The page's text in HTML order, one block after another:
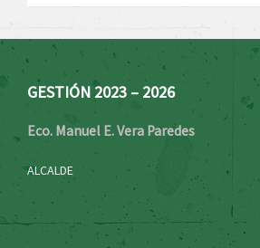
GESTIÓN 2023 – 2026
Eco. Manuel E. Vera Paredes
ALCALDE